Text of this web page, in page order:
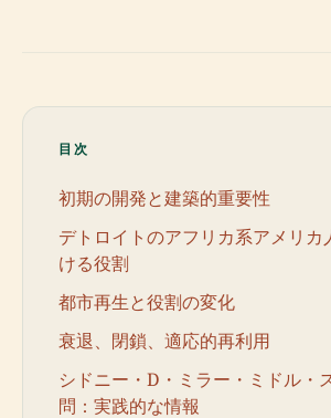
目次
初期の開発と建築的重要性
デトロイトのアフリカ系アメリカ
ける役割
都市再生と役割の変化
衰退、閉鎖、適応的再利用
シドニー・D・ミラー・ミドル・
問：実践的な情報